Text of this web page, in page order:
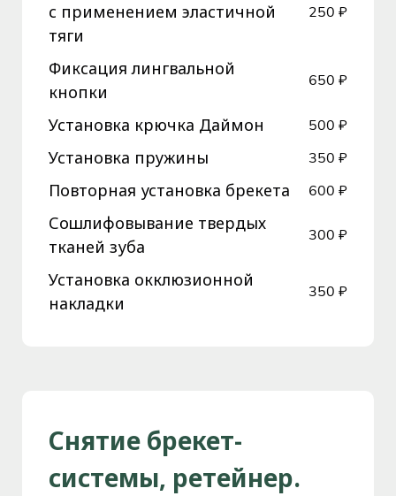
с применением эластичной
тяги
250 ₽
Фиксация лингвальной
кнопки
650 ₽
Установка крючка Даймон 500 ₽
Установка пружины 350 ₽
Повторная установка брекета 600 ₽
Сошлифовывание твердых
тканей зуба
300 ₽
Установка окклюзионной
накладки
350 ₽
Снятие брекет-
системы, ретейнер.